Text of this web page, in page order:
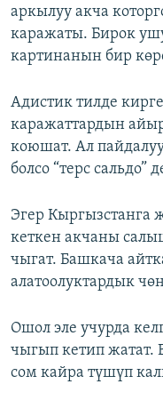
аркылуу акча
каражаты. Бирок
картинанын бир
Адистик тилде
каражаттардын
коюшат. Ал пайдалуу
болсо “терс сальдо”
Эгер Кыргызстанга
кеткен акчаны
чыгат. Башкача
алатоолуктардык
Ошол эле учурда
чыгып кетип жатат.
сом кайра түшүп